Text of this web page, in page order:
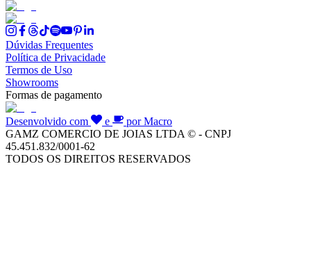
Dúvidas Frequentes
Política de Privacidade
Termos de Uso
Showrooms
Formas de pagamento
Desenvolvido com e
por Macro
GAMZ COMERCIO DE JOIAS LTDA © - CNPJ
45.451.832/0001-62
TODOS OS DIREITOS RESERVADOS